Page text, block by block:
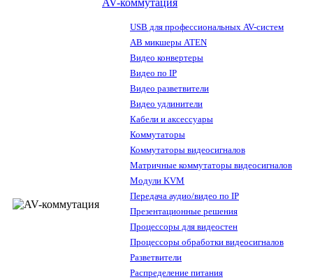
AV-коммутация
USB для профессиональных AV-систем
АВ микшеры ATEN
Видео конвертеры
Видео по IP
Видео разветвители
Видео удлинители
Кабели и аксессуары
Коммутаторы
Коммутаторы видеосигналов
Матричные коммутаторы видеосигналов
Модули KVM
Передача аудио/видео по IP
Презентационные решения
Процессоры для видеостен
Процессоры обработки видеосигналов
Разветвители
Распределение питания